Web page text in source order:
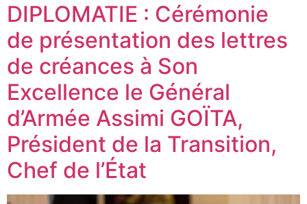
DIPLOMATIE : Cérémonie
de présentation des lettres
de créances à Son
Excellence le Général
d’Armée Assimi GOÏTA,
Président de la Transition,
Chef de l’État